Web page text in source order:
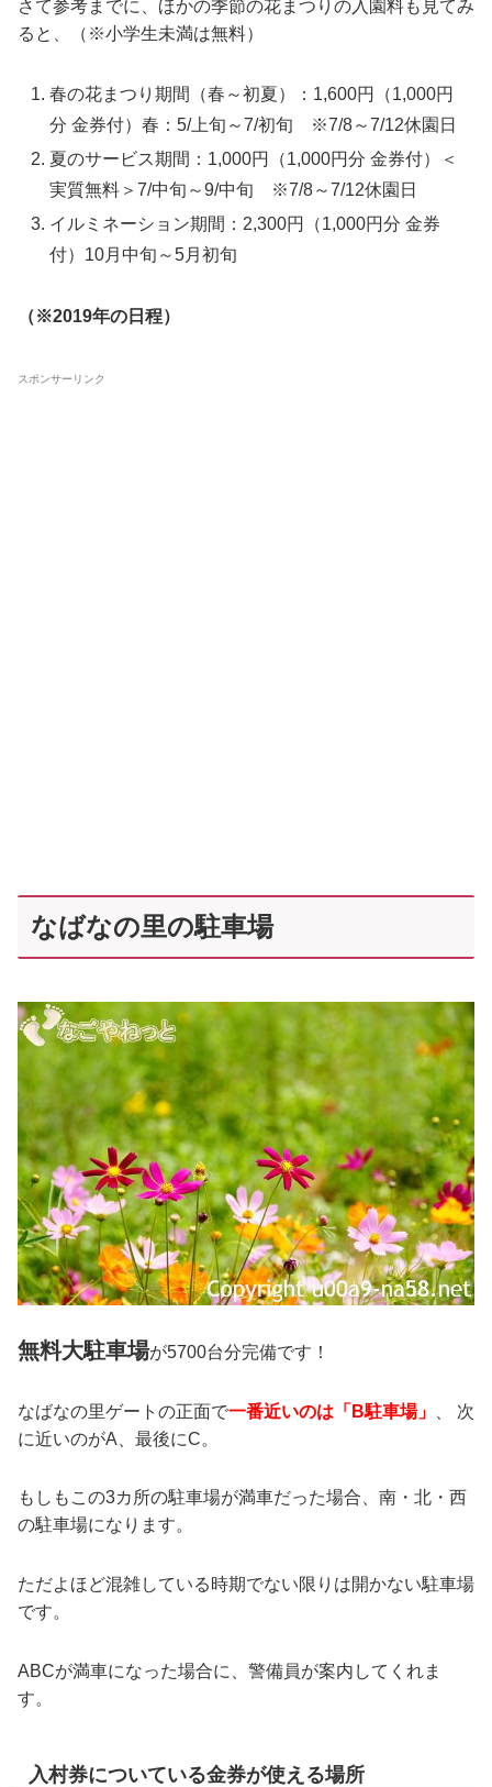
さて参考までに、ほかの季節の花まつりの入園料も見てみ
ると、（※小学生未満は無料）
春の花まつり期間（春～初夏）：1,600円
（1,000円
分 金券付）春：5/上旬～7/初旬 ※7/8～7/12休園日
夏のサービス期間：1,000円
（1,000円分 金券付）＜
実質無料＞7/中旬～9/中旬 ※7/8～7/12休園日
イルミネーション期間：2,300円
（1,000円分 金券
付） 10月中旬～5月初旬
（※2019年の日程）
スポンサーリンク
なばなの里の駐車場
無料大駐車場が5700台分完備です！
なばなの里ゲートの正面で一番近いのは「B駐車場」
、 次
に近いのがA、最後にC。
もしもこの3カ所の駐車場が満車だった場合、南・北・西
の駐車場になります。
ただよほど混雑している時期でない限りは開かない駐車場
です。
ABCが満車になった場合に、警備員が案内してくれま
す。
入村券についている金券が使える場所